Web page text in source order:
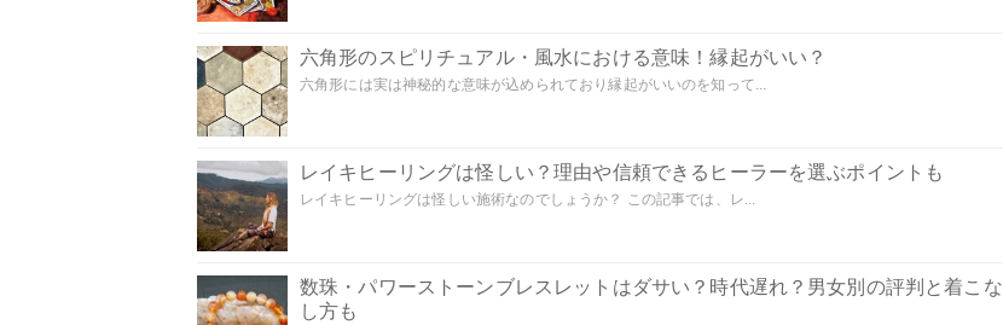
六角形のスピリチュアル・風水における意味！縁起がいい？
六角形には実は神秘的な意味が込められており縁起がいいのを知って...
レイキヒーリングは怪しい？理由や信頼できるヒーラーを選ぶポイントも
レイキヒーリングは怪しい施術なのでしょうか？ この記事では、レ...
数珠・パワーストーンブレスレットはダサい？時代遅れ？男女別の評判と着こな
し方も